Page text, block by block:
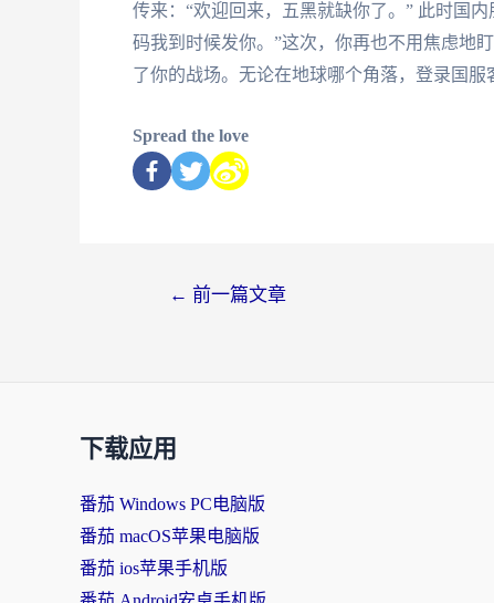
传来：“欢迎回来，五黑就缺你了。” 此时国
码我到时候发你。”这次，你再也不用焦虑地
了你的战场。无论在地球哪个角落，登录国服
Spread the love
← 前一篇文章
下载应用
番茄 Windows PC电脑版
番茄 macOS苹果电脑版
番茄 ios苹果手机版